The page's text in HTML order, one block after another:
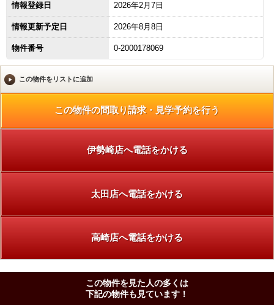
情報登録日 2026年2月7日
情報更新予定日 2026年8月8日
物件番号 0-2000178069
伊勢崎店へ電話をかける
太田店へ電話をかける
高崎店へ電話をかける
この物件を見た人の多くは
下記の物件も見ています！